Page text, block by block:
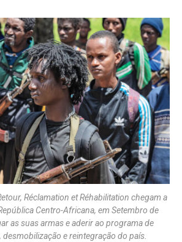
Réclamation et Réhabilitation chegam a
Centro-Africana, em Setembro de
as suas armas e aderir ao programa de
e reintegração do país.